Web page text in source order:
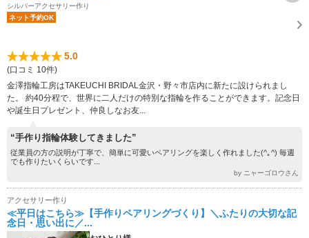
シルバーアクセサリー作り
ネット予約OK
5.0
(口コミ 10件)
金澤指輪工房はTAKEUCHI BRIDAL金沢・野々市店内に新たに設けられまし
た。 約40分程で、世界に二人だけの特別な指輪を作ることができます。記念日
や誕生日プレゼント、仲良しなお友...
“手作り指輪体験してきました”
従業員の方の説明が丁寧で、簡単に可愛いペアリングを楽しく作れました(^｡^) 毎週
でも作りたいくらいです...
by ニャーゴロウさん
アクセサリー作り
≪平日はこちら≫【手作りペアリングづくり】＼ふたりの大切な記
念日・思い出に／...